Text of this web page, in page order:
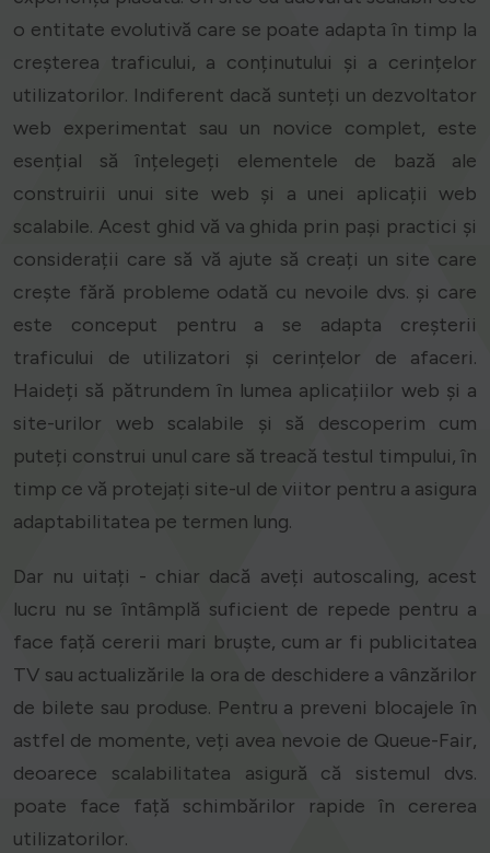
o entitate evolutivă care se poate adapta în timp la
creșterea traficului, a conținutului și a cerințelor
utilizatorilor. Indiferent dacă sunteți un dezvoltator
web experimentat sau un novice complet, este
esențial să înțelegeți elementele de bază ale
construirii unui site web și a unei aplicații web
scalabile. Acest ghid vă va ghida prin pași practici și
considerații care să vă ajute să creați un site care
crește fără probleme odată cu nevoile dvs. și care
este conceput pentru a se adapta creșterii
traficului de utilizatori și cerințelor de afaceri.
Haideți să pătrundem în lumea aplicațiilor web și a
site-urilor web scalabile și să descoperim cum
puteți construi unul care să treacă testul timpului, în
timp ce vă protejați site-ul de viitor pentru a asigura
adaptabilitatea pe termen lung.
Dar nu uitați - chiar dacă aveți autoscaling, acest
lucru nu se întâmplă suficient de repede pentru a
face față cererii mari bruște, cum ar fi publicitatea
TV sau actualizările la ora de deschidere a vânzărilor
de bilete sau produse. Pentru a preveni blocajele în
astfel de momente, veți avea nevoie de Queue-Fair,
deoarece scalabilitatea asigură că sistemul dvs.
poate face față schimbărilor rapide în cererea
utilizatorilor.